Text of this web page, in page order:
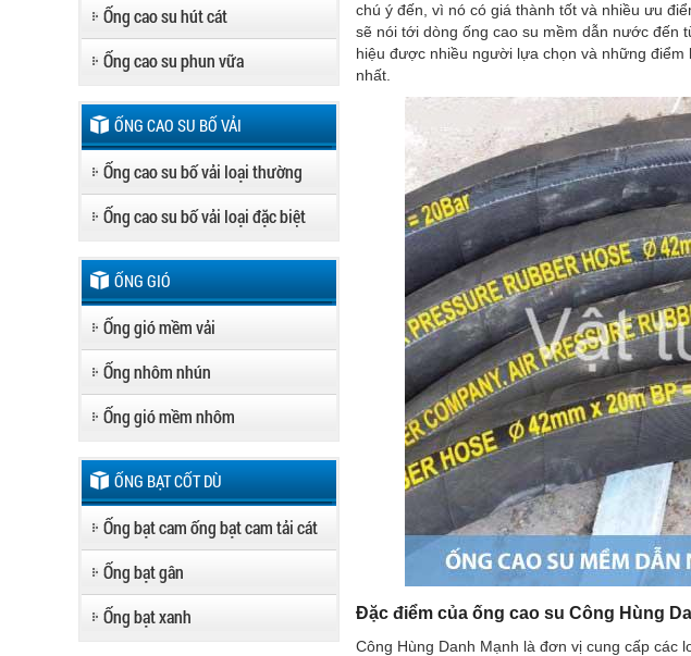
Ống cao su hút cát
Ống cao su phun vữa
ỐNG CAO SU BỐ VẢI
Ống cao su bố vải loại thường
Ống cao su bố vải loại đặc biệt
ỐNG GIÓ
Ống gió mềm vải
Ống nhôm nhún
Ống gió mềm nhôm
ỐNG BẠT CỐT DÙ
Ống bạt cam ống bạt cam tải cát
Ống bạt gân
Ống bạt xanh
chú ý đến, vì nó có giá thành tốt và nhiều ưu
sẽ nói tới dòng ống cao su mềm dẫn nước đến
hiệu được nhiều người lựa chọn và những
nhất.
Đặc điểm của ống cao su Công Hùng
Công Hùng Danh Mạnh là đơn vị cung cấp các